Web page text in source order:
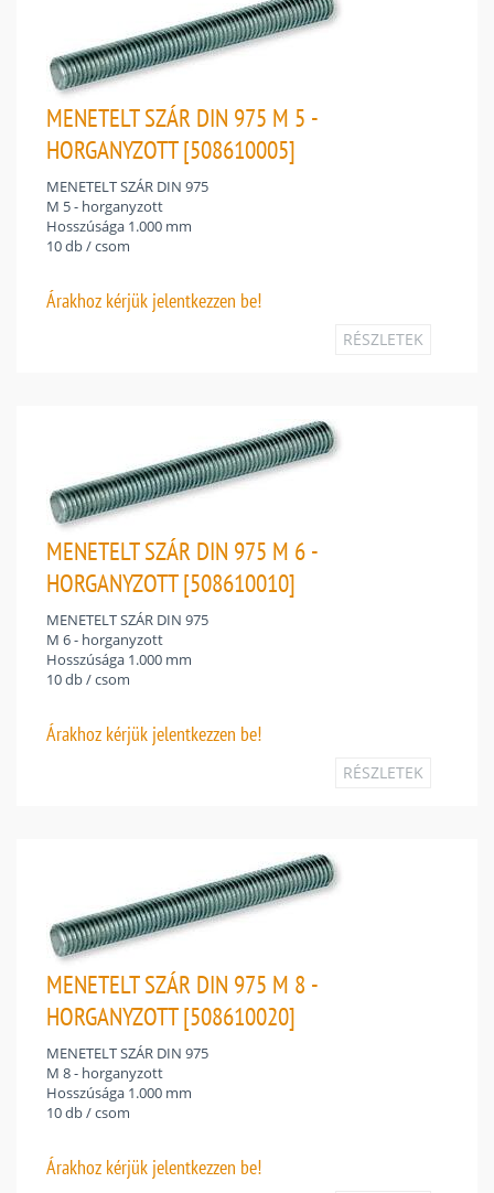
MENETELT SZÁR DIN 975 M 5 -
HORGANYZOTT [508610005]
MENETELT SZÁR DIN 975
M 5 - horganyzott
Hosszúsága 1.000 mm
10 db / csom
Árakhoz kérjük jelentkezzen be!
RÉSZLETEK
MENETELT SZÁR DIN 975 M 6 -
HORGANYZOTT [508610010]
MENETELT SZÁR DIN 975
M 6 - horganyzott
Hosszúsága 1.000 mm
10 db / csom
Árakhoz kérjük jelentkezzen be!
RÉSZLETEK
MENETELT SZÁR DIN 975 M 8 -
HORGANYZOTT [508610020]
MENETELT SZÁR DIN 975
M 8 - horganyzott
Hosszúsága 1.000 mm
10 db / csom
Árakhoz kérjük jelentkezzen be!